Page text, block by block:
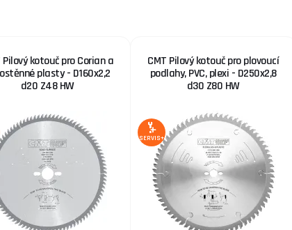
Pilový kotouč pro Corian a
plasty - D160x2,2
d20 Z48 HW
CMT Pilový kotouč pro plovoucí
podlahy, PVC, plexi - D250x2,8
d30 Z80 HW
SERVIS+